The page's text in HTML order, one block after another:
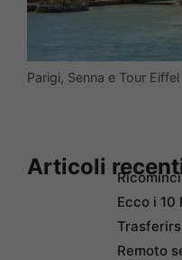
Parigi, Senna e Tour
Articoli
Ecco i 10
Remoto